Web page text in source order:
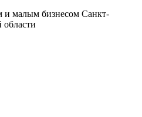
малым бизнесом Санкт-
области